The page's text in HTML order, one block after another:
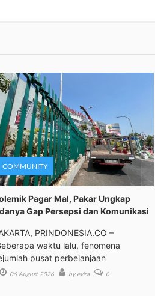
COMMUNITY
Pagar Mal, Pakar Ungkap
Gap Persepsi dan Komunikasi
PRINDONESIA.CO –
waktu lalu, fenomena
pusat perbelanjaan
06 August 2026 by evira 0